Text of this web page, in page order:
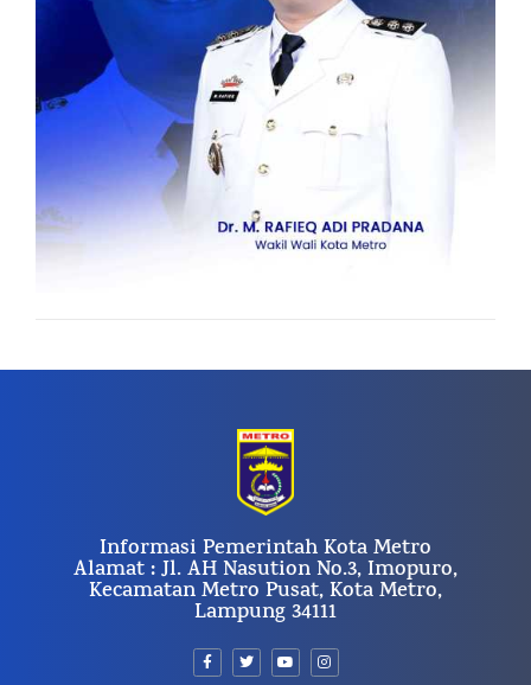
Informasi Pemerintah Kota Metro
Alamat : Jl. AH Nasution No.3, Imopuro,
Kecamatan Metro Pusat, Kota Metro,
Lampung 34111